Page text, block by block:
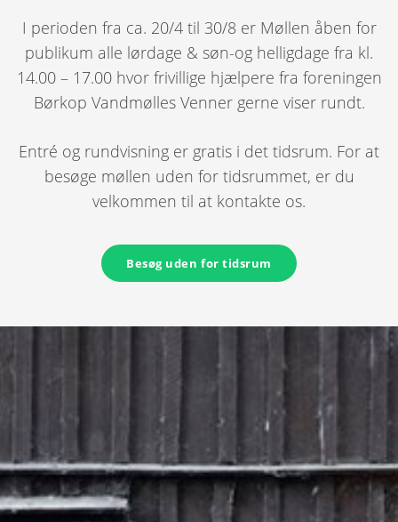
I perioden fra ca. 20/4 til 30/8 er Møllen åben for
publikum alle lørdage & søn-og helligdage fra kl.
14.00 – 17.00 hvor frivillige hjælpere fra foreningen
Børkop Vandmølles Venner gerne viser rundt.
Entré og rundvisning er gratis i det tidsrum. For at
besøge møllen uden for tidsrummet, er du
velkommen til at kontakte os.
Besøg uden for tidsrum